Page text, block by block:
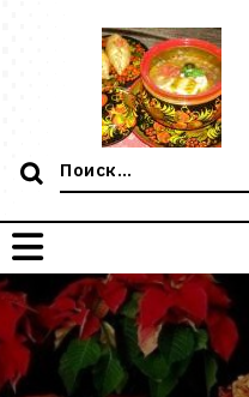
Поиск: